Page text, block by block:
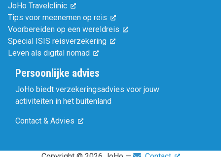
JoHo Travelclinic
Tips voor meenemen op reis
Voorbereiden op een wereldreis
Special ISIS reisverzekering
Leven als digital nomad
Persoonlijke advies
JoHo biedt verzekeringsadvies voor jouw
activiteiten in het buitenland
Contact & Advies